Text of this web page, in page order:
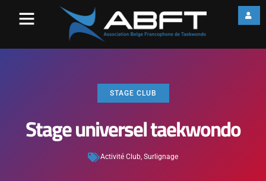
STAGE CLUB
Stage universel taekwondo
Activité Club, Surlignage